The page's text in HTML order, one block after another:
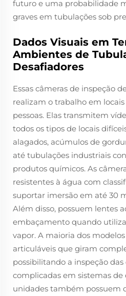
futuro e uma probabilidade
graves em tubulações sob
Dados Visuais em
Ambientes de
Desafiadores
Essas câmeras de inspeção
realizam o trabalho em locais
pessoas. Elas transmitem
todos os tipos de locais
alagados, acúmulos de
até tubulações industriais
produtos químicos. As
resistentes à água com
suportar imersão em até 30
Além disso, possuem lentes
embaçamento quando
vapor. A maioria dos
articuláveis que giram
possibilitando a inspeção das
complicadas em sistemas de
unidades também possuem